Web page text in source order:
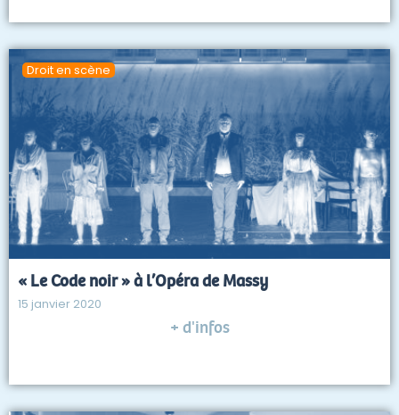
Droit en scène
« Le Code noir » à l’Opéra de Massy
15 janvier 2020
+ d'infos